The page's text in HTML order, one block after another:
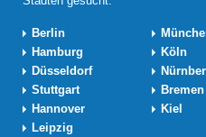
Berlin
Hamburg
Köln
Düsseldorf
Stuttgart
Bremen
Hannover
Kiel
Leipzig